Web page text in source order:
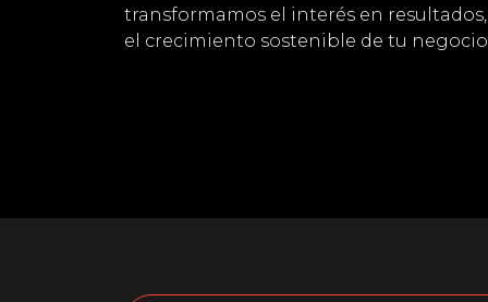
transformamos el interés en
el crecimiento sostenible de tu